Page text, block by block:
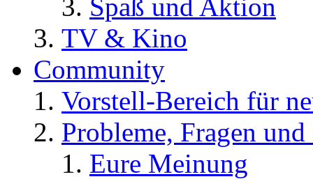
Spaß und Aktion
TV & Kino
Community
Vorstell-Bereich für
Probleme, Fragen
Eure Meinung